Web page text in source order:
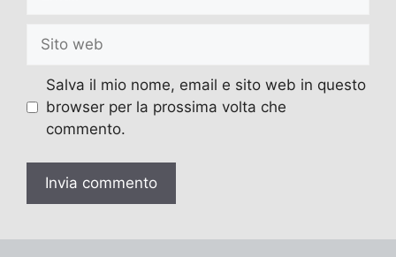
web
Salva il mio nome, email e sito web in questo
browser per la prossima volta che
commento.